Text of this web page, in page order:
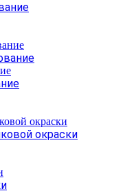
окраски